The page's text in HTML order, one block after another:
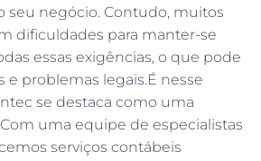
seu negócio. Contudo, muitos
dificuldades para manter-se
essas exigências, o que pode
e problemas legais.É nesse
se destaca como uma
uma equipe de especialistas
serviços contábeis